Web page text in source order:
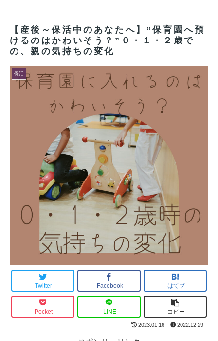
【産後～保活中のあなたへ】”保育園へ預
けるのはかわいそう？”０・１・２歳で
の、親の気持ちの変化
保活
Twitter Facebook はてブ
Pocket LINE コピー
2023.01.16 2022.12.29